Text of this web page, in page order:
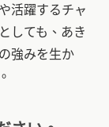
活躍するチャ
しても、あき
強みを生か